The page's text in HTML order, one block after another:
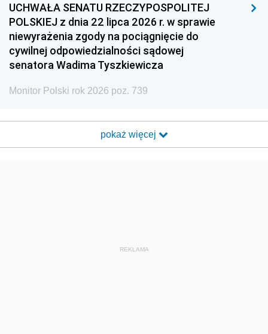
UCHWAŁA SENATU RZECZYPOSPOLITEJ
POLSKIEJ z dnia 22 lipca 2026 r. w sprawie
niewyrażenia zgody na pociągnięcie do
cywilnej odpowiedzialności sądowej
senatora Wadima Tyszkiewicza
Monitor Polski rok 2026 poz. 739
pokaż więcej
REKLAMA